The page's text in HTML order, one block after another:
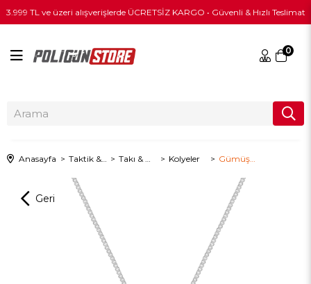
3.999 TL ve üzeri alışverişlerde ÜCRETSİZ KARGO • Güvenli & Hızlı Teslimat
0
Anasayfa Kolyeler